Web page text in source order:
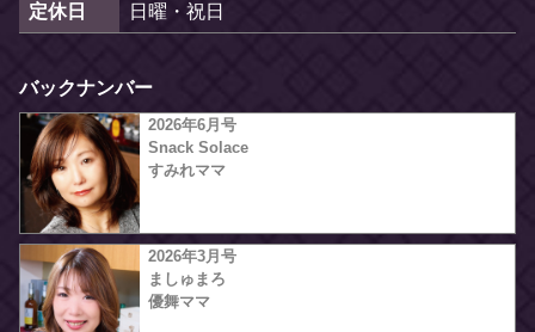
定休日 日曜・祝日
バックナンバー
2026年6月号
Snack Solace
すみれママ
2026年3月号
ましゅまろ
優舞ママ